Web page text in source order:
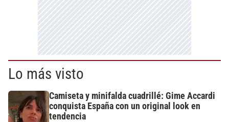
Lo más visto
Camiseta y minifalda cuadrillé: Gime Accardi
conquista España con un original look en
tendencia